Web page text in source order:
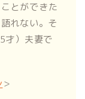
とができた
れない。そ
才）夫妻で
＞